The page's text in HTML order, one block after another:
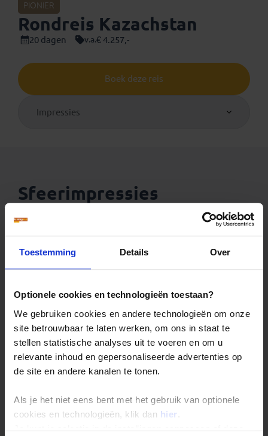
Toestemming Details Over
Optionele cookies en technologieën toestaan?
We gebruiken cookies en andere technologieën om onze
site betrouwbaar te laten werken, om ons in staat te
stellen statistische analyses uit te voeren en om u
relevante inhoud en gepersonaliseerde advertenties op
de site en andere kanalen te tonen.
Als je het niet eens bent met het gebruik van optionele
cookies en technologieën, klik dan hier .
Je kunt je selectie in de instellingen aanpassen of deze
PIONIER
Rondreis Kazachstan
20 dagen v.a.€ 4.257,-
Boek deze reis
Impressies
Sfeerimpressies
Fotoboek Kazachstan, studiereis